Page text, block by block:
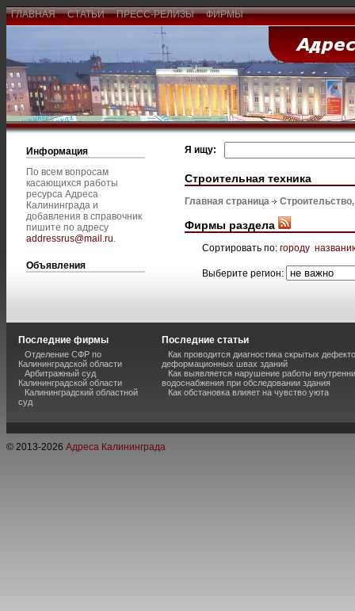
ГЛАВНАЯ СТАТЬИ ПРЕСС-РЕЛИЗЫ ФИРМЫ
Информация
По всем вопросам
касающихся работы
ресурса Адреса
Калининграда и
добавления в справочник
пишите по адресу
addressrus@mail.ru.
Объявления
Я ищу:
Строительная техника
Главная страница
Фирмы раздела
Сортировать по: городу
Выберите регион:
Последние фирмы
Отделение СФР по
Калининградской области
Арбитражный суд
Калининградской области
Калининградский областной
суд
Последние статьи
Как проводится диагностика скрытых
деформационных швах зданий
Как выявляется нарушение работы
водоснабжения при обследовании здания
Как обстановка влияет на чувство уюта
© 2013-2026 Адреса Калининграда